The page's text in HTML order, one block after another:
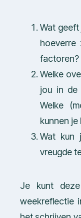
Wat geeft
hoeverre
factoren?
Welke
jou in de
Welke
kunnen je
Wat kun
vreugde
Je kunt
weekreflectie